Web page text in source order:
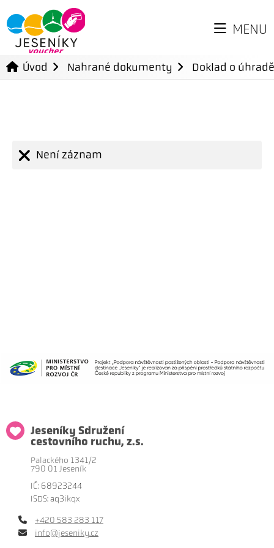
MENU
Úvod Nahrané dokumenty Doklad o
Není záznam
Jeseníky Sdružení
cestovního ruchu, z.s.
Palackého 1341/2
790 01 Jeseník
IČ: 68923244
ISDS: aq3ikqx
+420 583 283 117
info@jeseniky.cz